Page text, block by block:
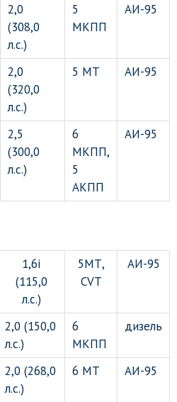
2,0
(308,0
л.с.)
5
МКПП
АИ-95
2,0
(320,0
л.с.)
5 МТ АИ-95
2,5
(300,0
л.с.)
6
МКПП,
5
АКПП
АИ-95
1,6i
(115,0
л.с.)
5МТ,
CVT
АИ-95
2,0 (150,0
л.с.)
6
МКПП
дизель
2,0 (268,0
л.с.)
6 МТ АИ-95